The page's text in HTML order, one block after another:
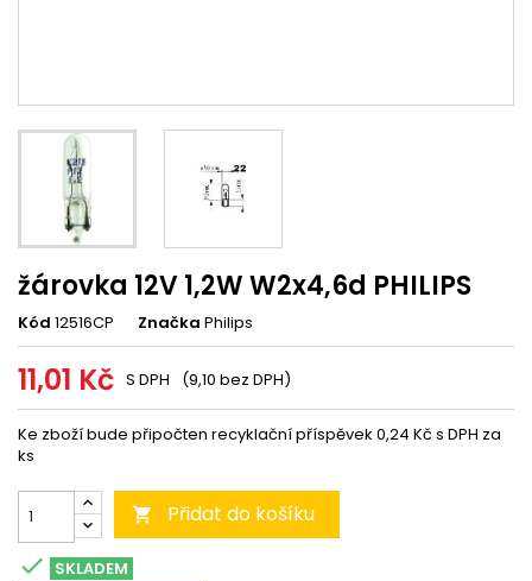
žárovka 12V 1,2W W2x4,6d PHILIPS
Kód 12516CP Značka Philips
11,01 Kč S DPH (9,10 bez DPH)
Ke zboží bude připočten recyklační příspěvek 0,24 Kč s DPH za
ks
 Přidat do košíku
 SKLADEM